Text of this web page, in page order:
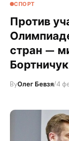
СПОРТ
Против
стран —
Бортничук
ByОлег Бевзя/4